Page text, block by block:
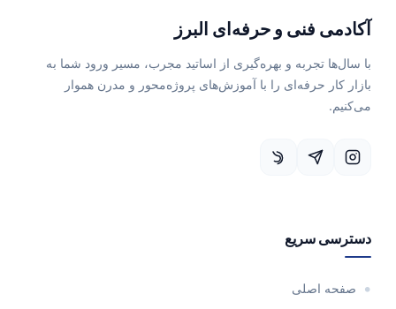
آکادمی فنی و حرفه‌ای البرز
با سال‌ها تجربه و بهره‌گیری از اساتید مجرب، مسیر ورود شما به
بازار کار حرفه‌ای را با آموزش‌های پروژه‌محور و مدرن هموار
می‌کنیم.
دسترسی سریع
صفحه اصلی